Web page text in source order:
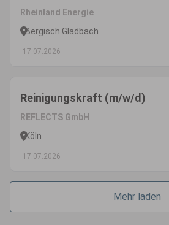
Rheinland Energie
Bergisch Gladbach
17.07.2026
Reinigungskraft (m/w/d)
REFLECTS GmbH
Köln
17.07.2026
Mehr laden